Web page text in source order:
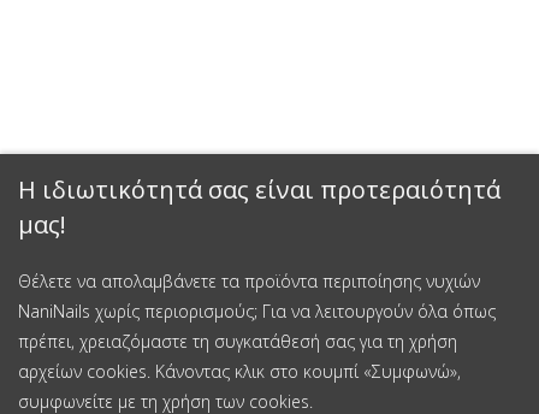
Η ιδιωτικότητά σας είναι προτεραιότητά
μας!
Θέλετε να απολαμβάνετε τα προϊόντα περιποίησης νυχιών
NaniNails χωρίς περιορισμούς; Για να λειτουργούν όλα όπως
πρέπει, χρειαζόμαστε τη συγκατάθεσή σας για τη χρήση
αρχείων cookies. Κάνοντας κλικ στο κουμπί «Συμφωνώ»,
συμφωνείτε με τη χρήση των cookies.